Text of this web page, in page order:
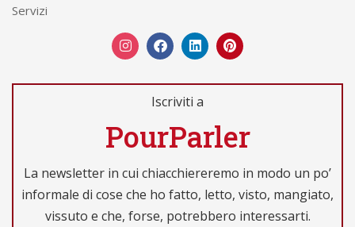
Servizi
Iscriviti a
PourParler
La newsletter in cui chiacchiereremo in modo un po’
informale di cose che ho fatto, letto, visto, mangiato,
vissuto e che, forse, potrebbero interessarti.